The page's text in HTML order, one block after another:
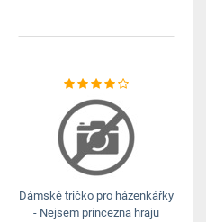
Dámské tričko pro házenkářky
- Nejsem princezna hraju